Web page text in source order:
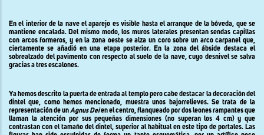
En el interior de la nave el aparejo es visible hasta el arranque de la bóveda, que se
mantiene encalada. Del mismo modo, los muros laterales presentan sendas capillas
con arcos formeros, y en la zona oeste se alza un coro sobre un arco carpanel que,
ciertamente se añadió en una etapa posterior. En la zona del ábside destaca el
sobrealzado del pavimento con respecto al suelo de la nave, cuyo desnivel se salva
gracias a tres escalones.
Ya hemos descrito la puerta de entrada al templo pero cabe destacar la decoración del
dintel que, como hemos mencionado, muestra unos bajorrelieves. Se trata de la
representación de unAgnus Deien el centro, flanqueado por dos leones rampantes que
llaman la atención por sus pequeñas dimensiones (no superan los 4 cm) y que
contrastan con el tamaño del dintel, superior al habitual en este tipo de portales. Las